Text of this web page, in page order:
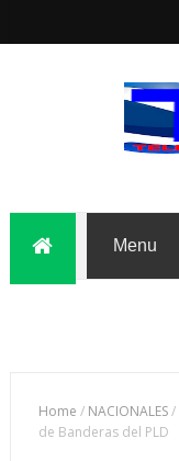
Home / NACIONALES/
de Banderas del PLD